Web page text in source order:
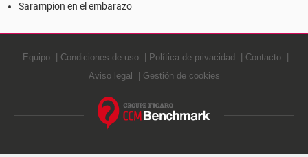
Sarampion en el embarazo
Equipo Condiciones de uso Política de privacidad
Contacto
Aviso legal
Gestión de cookies